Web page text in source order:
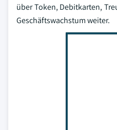
über Token, Debitkarten,
Geschäftswachstum weiter.